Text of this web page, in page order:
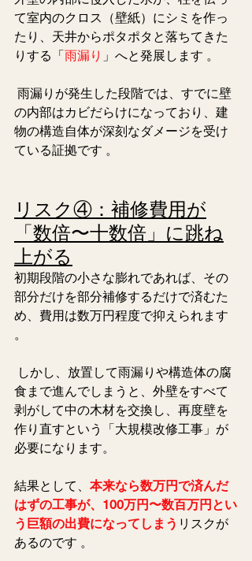
て室内のクロス（壁紙）にシミを作っ
たり、天井からポタポタと落ちてきた
りする「雨漏り 」へと発展します 。
の内部はカビだらけになっており、建
物の構造自体が深刻なダメージを受け
ている証拠です 。
リスク④：補修費用が
「数倍〜十数倍」に跳ね
上がる
初期段階の小さな膨れであれば、その
部分だけを部分補修するだけで済むた
め、費用は数万円程度で抑えられます
。
食まで進んでしまうと、外壁をすべて
剥がして中の木材を交換し、再度壁を
作り直すという「大規模改修工事」が
必要になります。
結果として、 本来なら数万円で済んだ
はずの工事が、100万円〜数百万円とい
う巨額の出費になってしまう リスクが
あるのです 。